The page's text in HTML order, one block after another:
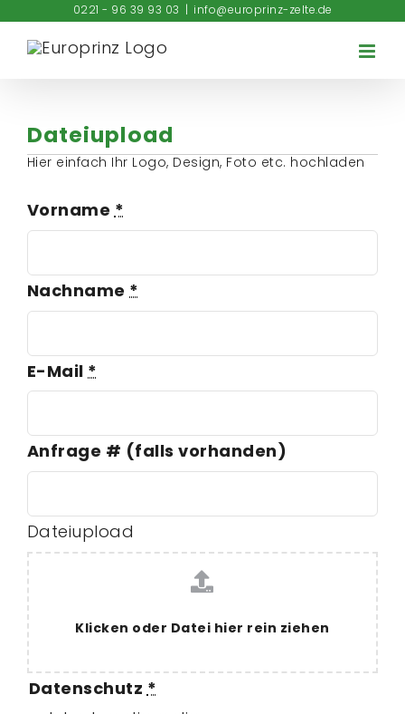
Inhalt
springen
0221 - 96 39 93 03 | info@europrinz-zelte.de
Dateiupload
Hier einfach Ihr Logo, Design, Foto etc. hochladen
Vorname*
Nachname*
E-Mail *
Anfrage # (falls vorhanden)
Dateiupload
Klicken oder Datei hier rein ziehen
Datenschutz *